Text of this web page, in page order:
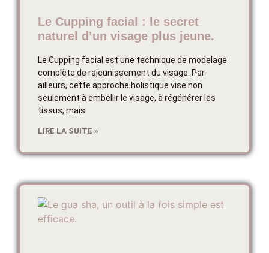
Le Cupping facial : le secret
naturel d’un visage plus jeune.
Le Cupping facial est une technique de modelage
complète de rajeunissement du visage. Par
ailleurs, cette approche holistique vise non
seulement à embellir le visage, à régénérer les
tissus, mais
LIRE LA SUITE »